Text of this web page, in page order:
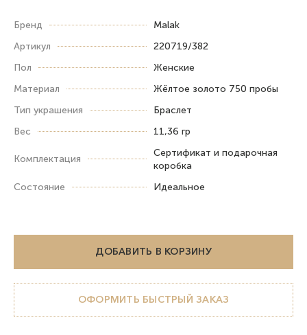
Бренд
Malak
Артикул
220719/382
Пол
Женские
Материал
Жёлтое золото 750 пробы
Тип украшения
Браслет
Вес
11,36 гр
Комплектация
Сертификат и подарочная
коробка
Состояние
Идеальное
ДОБАВИТЬ В КОРЗИНУ
ОФОРМИТЬ БЫСТРЫЙ ЗАКАЗ